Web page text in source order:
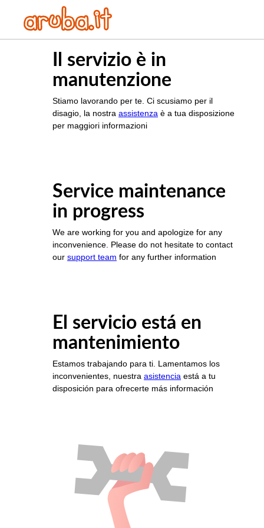
Il servizio è in
manutenzione
Stiamo lavorando per te. Ci scusiamo per il
disagio, la nostra assistenza è a tua disposizione
per maggiori informazioni
Service maintenance
in progress
We are working for you and apologize for any
inconvenience. Please do not hesitate to contact
our support team for any further information
El servicio está en
mantenimiento
Estamos trabajando para ti. Lamentamos los
inconvenientes, nuestra asistencia está a tu
disposición para ofrecerte más información